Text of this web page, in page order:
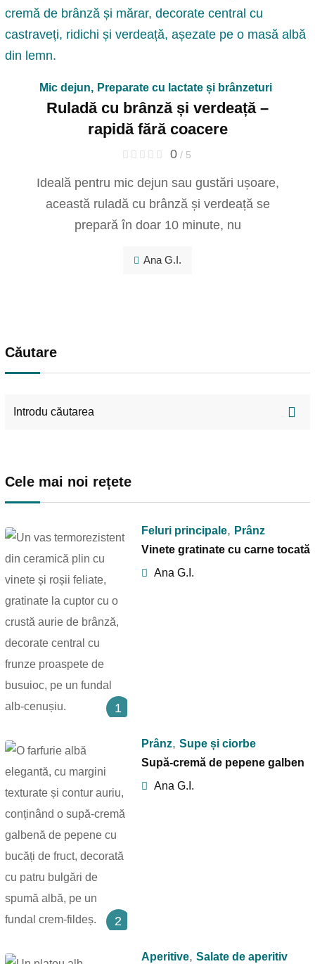
Mic dejun, Preparate cu lactate și brânzeturi
Ruladă cu brânză și verdeață –
rapidă fără coacere
0/ 5
Ideală pentru mic dejun sau gustări ușoare,
această ruladă cu brânză și verdeață se
prepară în doar 10 minute, nu
Ana G.I.
Căutare
Cele mai noi rețete
1
Feluri principale, Prânz
Vinete gratinate cu carne tocată
Ana G.I.
2
Prânz, Supe și ciorbe
Supă-cremă de pepene galben
Ana G.I.
Aperitive, Salate de aperitiv